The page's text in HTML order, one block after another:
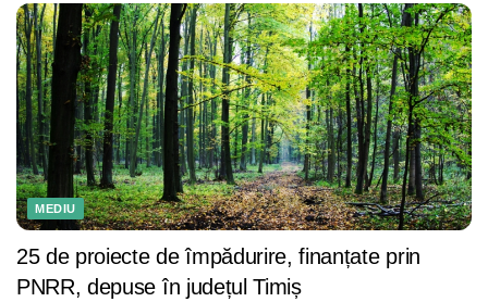
MEDIU
25 de proiecte de împădurire, finanțate prin
PNRR, depuse în județul Timiș